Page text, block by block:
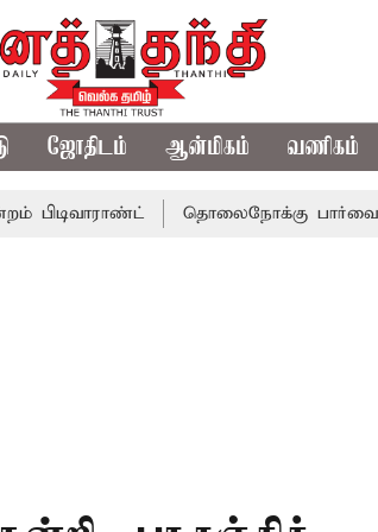
ஜோதிடம் ஆன்மிகம் வணிகம்
தொலைநோக்கு பார்வையுடன்